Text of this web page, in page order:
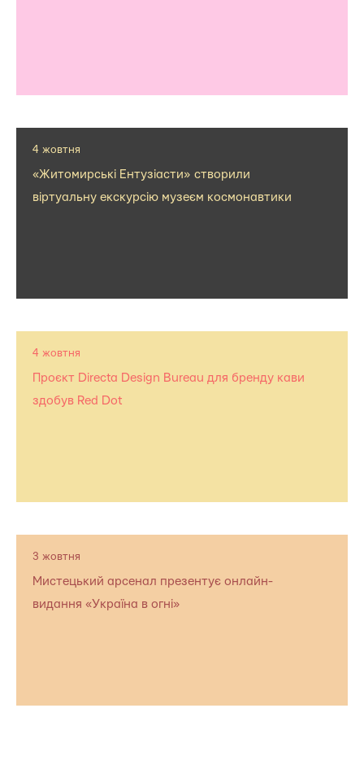
4 жовтня
«Житомирські Ентузіасти» створили
віртуальну екскурсію музеєм космонавтики
4 жовтня
Проєкт Directa Design Bureau для бренду кави
здобув Red Dot
3 жовтня
Мистецький арсенал презентує онлайн-
видання «Україна в огні»